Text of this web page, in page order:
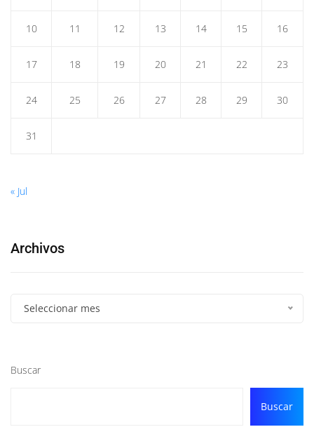
10 11 12 13 14 15 16
17 18 19 20 21 22 23
24 25 26 27 28 29 30
31
« Jul
Archivos
Seleccionar mes
Buscar
Buscar